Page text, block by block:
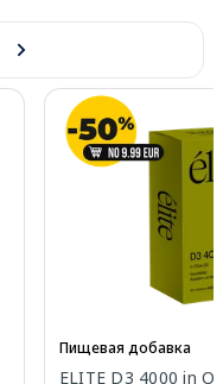
Пищевая добавка
ELITE D3 4000 in